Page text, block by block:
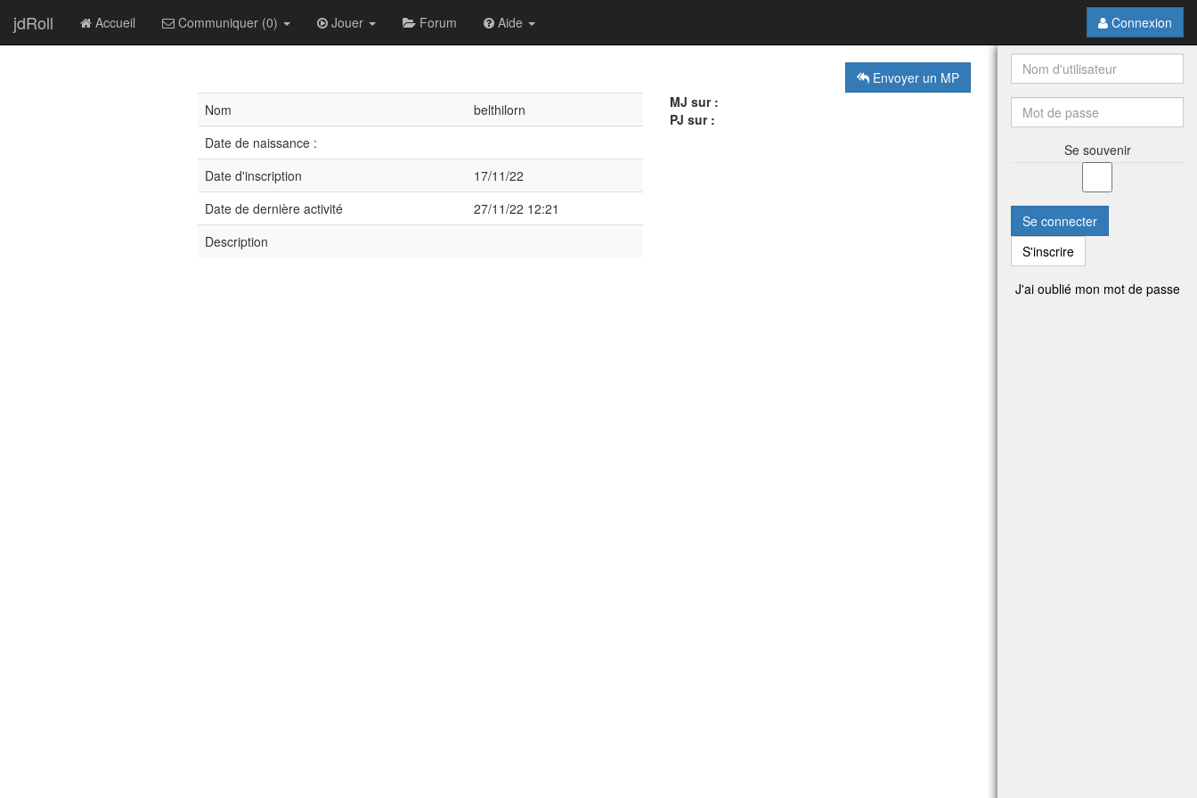
jdRoll Accueil Communiquer (0) Jouer Forum Aide Connexion
Envoyer un MP
Nom
belthilorn
Date de naissance :
Date d'inscription
17/11/22
Date de dernière activité
27/11/22 12:21
Description
MJ sur :
PJ sur :
Se souvenir
Se connecter
S'inscrire
J'ai oublié mon mot de passe